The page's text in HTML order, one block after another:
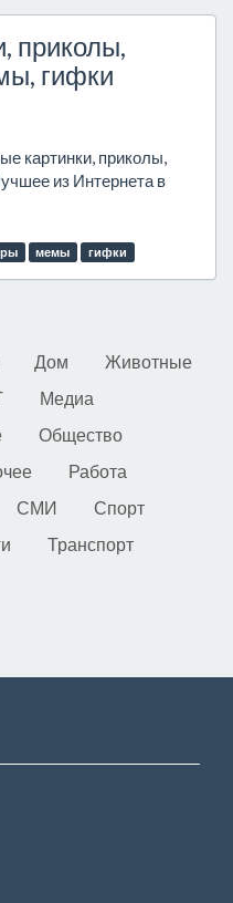
приколы,
гифки
картинки, приколы,
из Интернета в
мемы гифки
Дом
Животные
Медиа
Общество
Работа
СМИ
Спорт
Транспорт